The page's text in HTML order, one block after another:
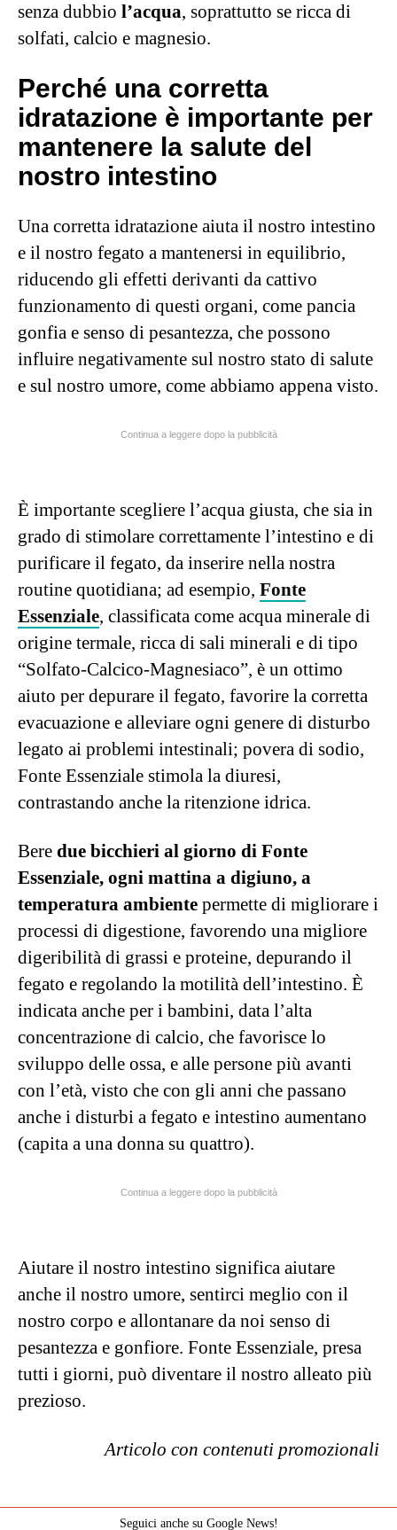
senza dubbio l’acqua, soprattutto se ricca di
solfati, calcio e magnesio.
Perché una corretta
idratazione è importante per
mantenere la salute del
nostro intestino
Una corretta idratazione aiuta il nostro intestino
e il nostro fegato a mantenersi in equilibrio,
riducendo gli effetti derivanti da cattivo
funzionamento di questi organi, come pancia
gonfia e senso di pesantezza, che possono
influire negativamente sul nostro stato di salute
e sul nostro umore, come abbiamo appena visto.
Continua a leggere dopo la pubblicità
È importante scegliere l’acqua giusta, che sia in
grado di stimolare correttamente l’intestino e di
purificare il fegato, da inserire nella nostra
routine quotidiana; ad esempio, Fonte
Essenziale, classificata come acqua minerale di
origine termale, ricca di sali minerali e di tipo
“Solfato-Calcico-Magnesiaco”, è un ottimo
aiuto per depurare il fegato, favorire la corretta
evacuazione e alleviare ogni genere di disturbo
legato ai problemi intestinali; povera di sodio,
Fonte Essenziale stimola la diuresi,
contrastando anche la ritenzione idrica.
Bere due bicchieri al giorno di Fonte
Essenziale, ogni mattina a digiuno, a
temperatura ambiente permette di migliorare i
processi di digestione, favorendo una migliore
digeribilità di grassi e proteine, depurando il
fegato e regolando la motilità dell’intestino. È
indicata anche per i bambini, data l’alta
concentrazione di calcio, che favorisce lo
sviluppo delle ossa, e alle persone più avanti
con l’età, visto che con gli anni che passano
anche i disturbi a fegato e intestino aumentano
(capita a una donna su quattro).
Continua a leggere dopo la pubblicità
Aiutare il nostro intestino significa aiutare
anche il nostro umore, sentirci meglio con il
nostro corpo e allontanare da noi senso di
pesantezza e gonfiore. Fonte Essenziale, presa
tutti i giorni, può diventare il nostro alleato più
prezioso.
Articolo con contenuti promozionali
Seguici anche su Google News!